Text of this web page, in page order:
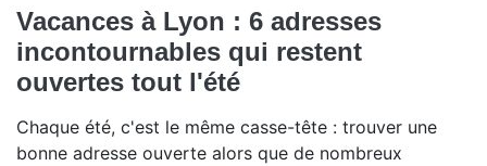
Vacances à Lyon : 6 adresses
incontournables qui restent
ouvertes tout l'été
Chaque été, c'est le même casse-tête : trouver une
bonne adresse ouverte alors que de nombreux